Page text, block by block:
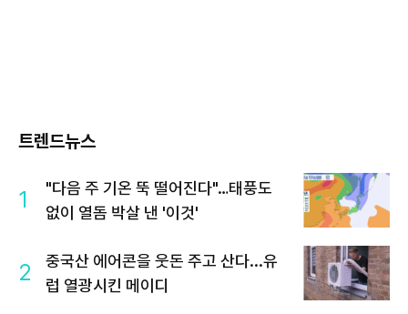
트렌드뉴스
1
"다음 주 기온 뚝 떨어진다"…태풍도
없이 열돔 박살 낸 '이것'
2
중국산 에어콘을 웃돈 주고 산다...유
럽 열광시킨 메이디